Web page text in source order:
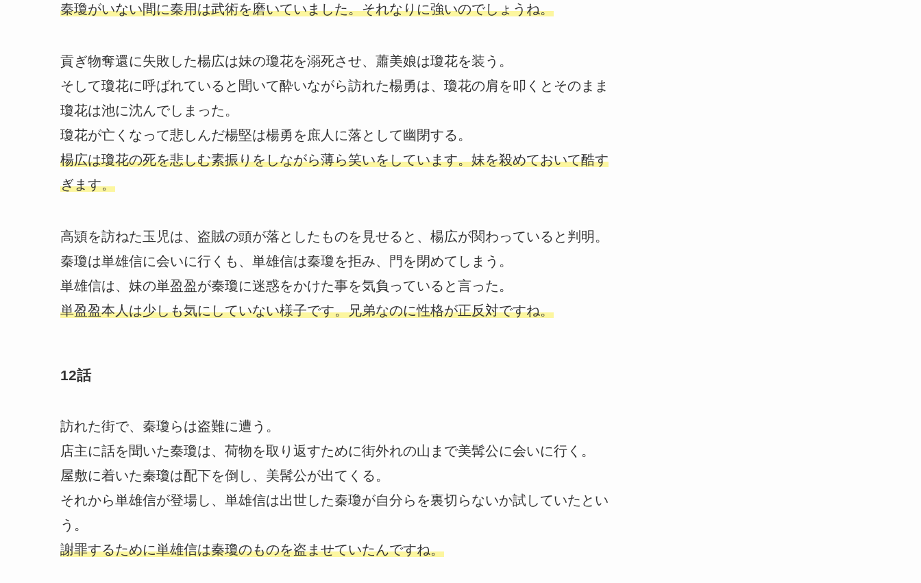
秦瓊がいない間に秦用は武術を磨いていました。それなりに強いのでしょうね。
貢ぎ物奪還に失敗した楊広は妹の瓊花を溺死させ、蕭美娘は瓊花を装う。
そして瓊花に呼ばれていると聞いて酔いながら訪れた楊勇は、瓊花の肩を叩くとそのまま
瓊花は池に沈んでしまった。
瓊花が亡くなって悲しんだ楊堅は楊勇を庶人に落として幽閉する。
楊広は瓊花の死を悲しむ素振りをしながら薄ら笑いをしています。妹を殺めておいて酷す
ぎます。
高熲を訪ねた玉児は、盗賊の頭が落としたものを見せると、楊広が関わっていると判明。
秦瓊は単雄信に会いに行くも、単雄信は秦瓊を拒み、門を閉めてしまう。
単雄信は、妹の単盈盈が秦瓊に迷惑をかけた事を気負っていると言った。
単盈盈本人は少しも気にしていない様子です。兄弟なのに性格が正反対ですね。
12話
訪れた街で、秦瓊らは盗難に遭う。
店主に話を聞いた秦瓊は、荷物を取り返すために街外れの山まで美髯公に会いに行く。
屋敷に着いた秦瓊は配下を倒し、美髯公が出てくる。
それから単雄信が登場し、単雄信は出世した秦瓊が自分らを裏切らないか試していたとい
う。
謝罪するために単雄信は秦瓊のものを盗ませていたんですね。